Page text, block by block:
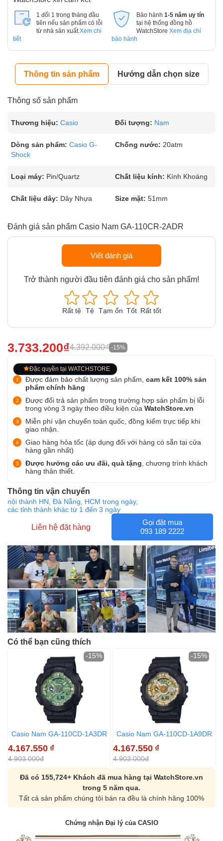
1 đổi 1 trong tháng đầu
tiên nếu sản phẩm có lỗi
từ nhà sản xuất. Xem chi
tiết
Bảo hành 1-5 năm uy tín
tại hệ thống đồng hồ
WatchStore Xem địa chỉ
bảo hành
Thông tin sản phẩm Hướng dẫn chọn size
Thông số sản phẩm
Thương hiệu: Casio Đối tượng: Nam
Dòng sản phẩm: Casio G-
Shock
Chống nước: 20atm
Loại máy: Pin/Quartz Chất liệu kính: Kính Khoáng
Chất liệu dây: Dây Nhựa Size mặt: 51mm
Đánh giá sản phẩm Casio Nam GA-110CR-2ADR
Viết đánh giá
Trở thành người đầu tiên đánh giá cho sản phẩm!
Rất tệ Tệ Tạm ổn Tốt Rất tốt
3.733.200₫4.392.000₫ -15%
Đặc quyền tại WATCHSTORE
Được đảm bảo chất lượng sản phẩm, cam kết 100% sản
phẩm chính hãng
Được đổi trả sản phẩm trong trường hợp sản phẩm bị lỗi
trong vòng 3 ngày theo điều kiện của WatchStore.vn
Miễn phí vận chuyển toàn quốc, đồng kiểm trực tiếp khi
giao nhận.
Giao hàng hỏa tốc (áp dụng đối với hàng có sẵn tại cửa
hàng gần nhất)
Được hưởng các ưu đãi, quà tặng , chương trình khách
hàng thân thiết.
Thông tin vận chuyển
nội thành HN, Đà Nẵng, HCM trong ngày,
các tỉnh thành khác từ 1 đến 3 ngày
Liên hệ đặt hàng
Gọi đặt mua
093 189 2222
Có thể bạn cũng thích
Casio Nam GA-110CD-1A3DR
4.167.550 ₫
4.903.000đ
-15%
Casio Nam GA-110CD-1A9DR
4.167.550 ₫
4.903.000đ
-15%
Đã có 155,724+ Khách đã mua hàng tại WatchStore.vn
trong 5 năm qua.
Tất cả sản phẩm chúng tôi bán ra đều là chính hãng 100%
Chứng nhận Đại lý của CASIO